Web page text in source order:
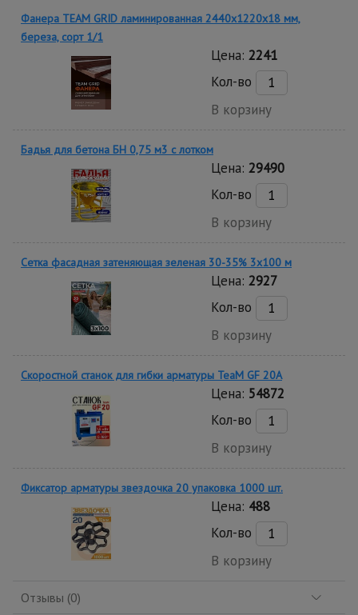
Фанера TEAM GRID ламинированная 2440х1220х18 мм,
береза, сорт 1/1
Цена: 2241
Кол-во
В корзину
Бадья для бетона БН 0,75 м3 с лотком
Цена: 29490
Кол-во
В корзину
Сетка фасадная затеняющая зеленая 30-35% 3х100 м
Цена: 2927
Кол-во
В корзину
Скоростной станок для гибки арматуры ТеаМ GF 20A
Цена: 54872
Кол-во
В корзину
Фиксатор арматуры звездочка 20 упаковка 1000 шт.
Цена: 488
Кол-во
В корзину
Отзывы (0)